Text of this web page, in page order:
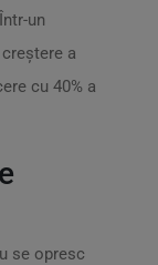
un
a
cu 40% a
se opresc